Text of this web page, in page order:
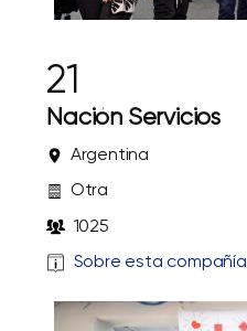
21
Nación Servicios
Argentina
Otra
1025
Sobre esta compañía